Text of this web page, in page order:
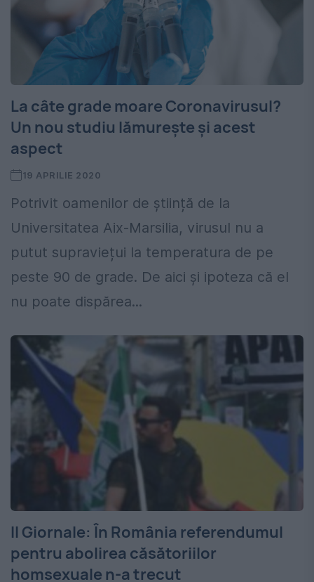
La câte grade moare Coronavirusul?
Un nou studiu lămureşte şi acest
aspect
19 APRILIE 2020
Potrivit oamenilor de știință de la
Universitatea Aix-Marsilia, virusul nu a
putut supraviețui la temperatura de pe
peste 90 de grade. De aici şi ipoteza că el
nu poate dispărea...
Il Giornale: În România referendumul
pentru abolirea căsătoriilor
homsexuale n-a trecut